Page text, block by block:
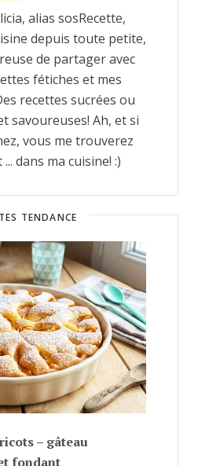
alias sosRecette,
depuis toute petite,
de partager avec
fétiches et mes
recettes sucrées ou
savoureuses! Ah, et si
vous me trouverez
dans ma cuisine! :)
TENDANCE
– gâteau
fondant